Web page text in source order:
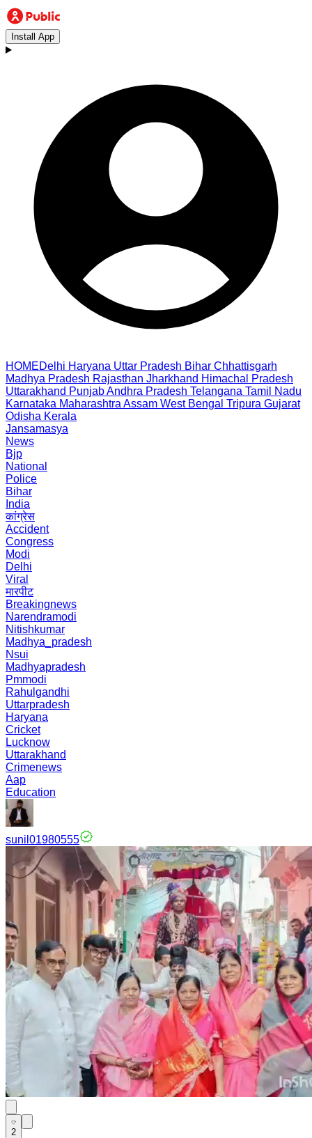
Install App
HOMEDelhi Haryana Uttar Pradesh Bihar Chhattisgarh
Madhya Pradesh Rajasthan Jharkhand Himachal Pradesh
Uttarakhand PunjabAndhra Pradesh Telangana Tamil Nadu
Karnataka Maharashtra Assam West Bengal Tripura Gujarat
Odisha Kerala
Jansamasya
News
Bjp
National
Police
Bihar
India
कांग्रेस
Accident
Congress
Modi
Delhi
Viral
मारपीट
Breakingnews
Narendramodi
Nitishkumar
Madhya_pradesh
Nsui
Madhyapradesh
Pmmodi
Rahulgandhi
Uttarpradesh
Haryana
Cricket
Lucknow
Uttarakhand
Crimenews
Aap
Education
sunil01980555
2